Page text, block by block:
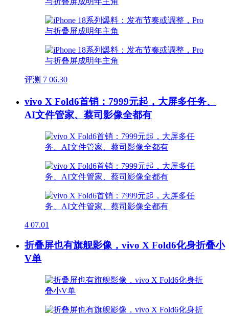
评测 7 06.30
vivo X Fold6首销：7999元起，大屏多任务、
AI文件管家、蔡司影像全都有
4 07.01
折叠屏也有旗舰影像，vivo X Fold6化身折叠小
V单